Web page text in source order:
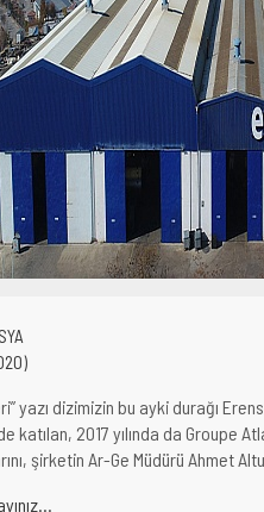
yazı dizimizin bu ayki durağı
katılan, 2017 yılında da Groupe
şirketin Ar-Ge Müdürü Ahmet